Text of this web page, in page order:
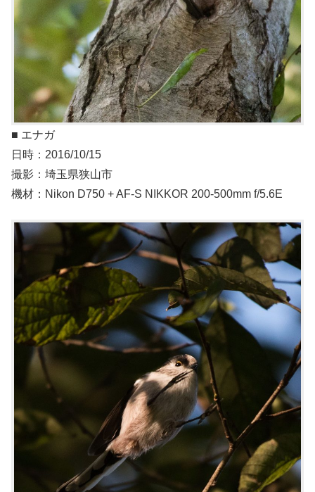
■ エナガ
日時：2016/10/15
撮影：埼玉県狭山市
機材：Nikon D750 + AF-S NIKKOR 200-500mm f/5.6E